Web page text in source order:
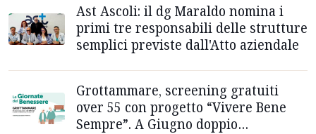
Ast Ascoli: il dg Maraldo nomina i
primi tre responsabili delle strutture
semplici previste dall'Atto aziendale
Grottammare, screening gratuiti
over 55 con progetto “Vivere Bene
Sempre”. A Giugno doppio